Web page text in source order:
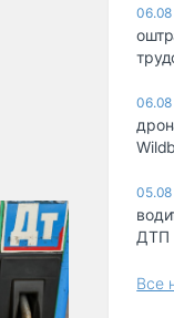
06.08
06.08
05.08
ДТП
Все